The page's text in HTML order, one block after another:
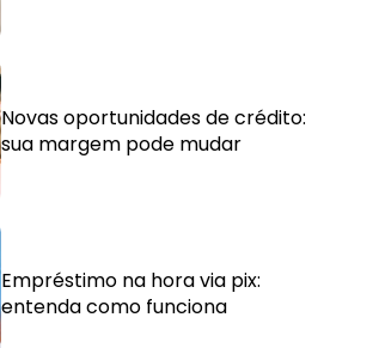
Novas oportunidades de crédito:
sua margem pode mudar
Empréstimo na hora via pix:
entenda como funciona